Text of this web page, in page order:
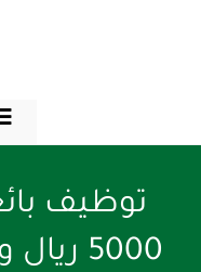
توظيف
5000